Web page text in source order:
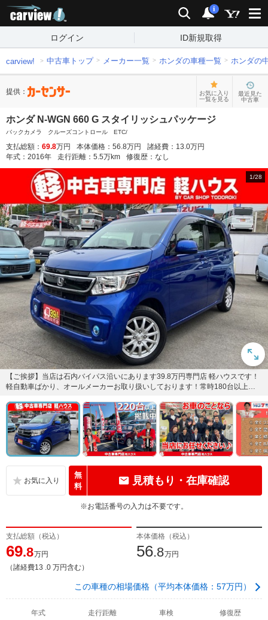
検索 通知
i
ログイン ID新規取得
carview! 中古車トップ メーカー一覧 ホンダの車種一覧 ホンダの
提供：
お気に入り
一覧を見る
最近見た
中古車
ホンダ N-WGN 660 G スタイリッシュパッケージ
バックカメラ クルーズコントロール ETC/
支払総額： 69.8万円 本体価格： 56.8万円 諸経費： 13.0万円
年式： 2016年 走行距離： 5.5万km 修復歴： なし
1/28
【ご挨拶】当店は石内バイパス沿いにあります39.8万円専門店 軽ハウスです！
軽自動車ばかり、オールメーカーお取り扱いしております！常時180台以上展
無
料
見積もり・在庫確認
※お電話番号の入力は不要です。
支払総額（税込）
69.8万円
（諸経費13 .0 万円含む）
本体価格（税込）
56.8万円
この車種の相場価格（平均本体価格：57万円）
年式 走行距離
車検
修復歴